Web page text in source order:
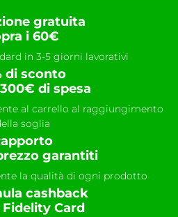
gratuita
i 60€
in 3-5 giorni lavorativi
di sconto
di spesa
al carrello al raggiungimento
soglia
garantiti
la qualità di ogni prodotto
cashback
Card